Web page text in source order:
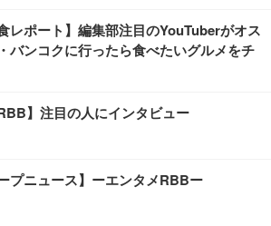
レポート】編集部注目のYouTuberがオス
バンコクに行ったら食べたいグルメをチ
】注目の人にインタビュー
プニュース】ーエンタメRBBー